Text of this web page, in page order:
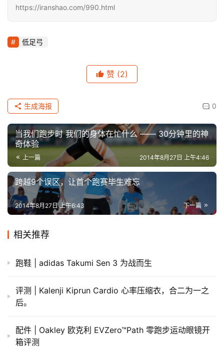
https://iranshao.com/990.html
低足弓
赞 (2)
0
生成海报
当我们跑步时 我们的身体在忙什么 —— 30分钟里的神
奇体验
上一篇 2014年8月27日 上午4:46
跨越9个误区，让首个跑赛毕生难忘
下一篇
2014年8月27日 上午6:43
相关推荐
跑鞋 | adidas Takumi Sen 3 为战而生
评测 | Kalenji Kiprun Cardio 心率压缩衣，合二为一之
后。
配件 | Oakley 欧克利 EVZero™Path 零跑步运动眼镜开
箱评测